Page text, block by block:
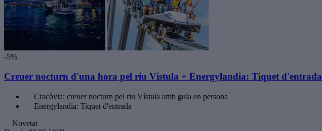
-5%
Creuer nocturn d'una hora pel riu Vístula + Energylandia: Tiquet d'entrada
Cracòvia: creuer nocturn pel riu Vístula amb guia en persona
Energylandia: Tiquet d'entrada
Novetat